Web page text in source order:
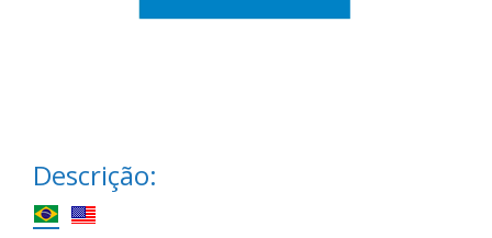
Descrição: